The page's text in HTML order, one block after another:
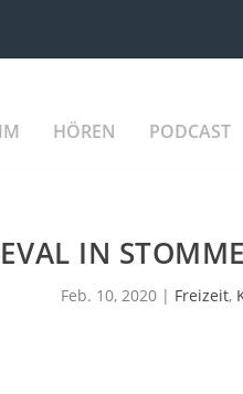
HÖREN PODCAST
IN
Feb. 10, 2020| Freizeit,